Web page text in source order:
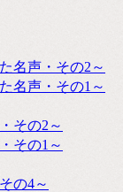
名声・その2～
名声・その1～
その2～
その1～
の4～